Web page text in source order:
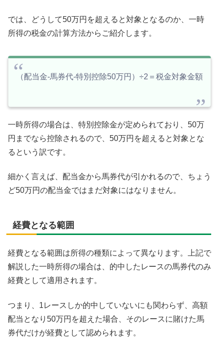
では、どうして50万円を超えると対象となるのか、一時
所得の税金の計算方法からご紹介します。
（配当金-馬券代-特別控除50万円）÷2＝税金対象金額
一時所得の場合は、特別控除金が定められており、50万
円までなら控除されるので、50万円を超えると対象とな
るという訳です。
細かく言えば、配当金から馬券代が引かれるので、ちょう
ど50万円の配当金ではまだ対象にはなりません。
経費となる範囲
経費となる範囲は所得の種類によって異なります。上記で
解説した一時所得の場合は、的中したレースの馬券代のみ
経費として適用されます。
つまり、1レースしか的中していないにも関わらず、高額
配当となり50万円を超えた場合、そのレースに賭けた馬
券代だけが経費として認められます。